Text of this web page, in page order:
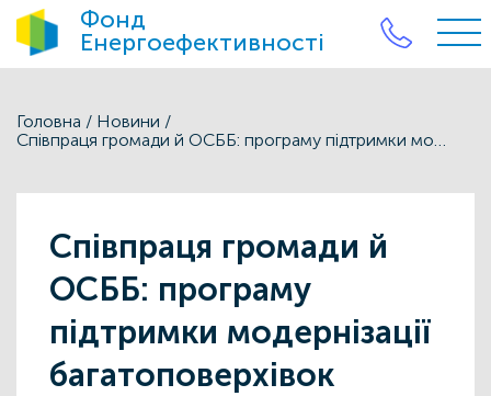
Фонд
Енергоефективності
Головна / Новини /
Співпраця громади й ОСББ: програму підтримки модернізації багатоповерхівок обговорили в Миколаївській області
Співпраця громади й
ОСББ: програму
підтримки модернізації
багатоповерхівок